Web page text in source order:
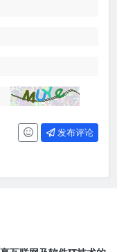
发布评论